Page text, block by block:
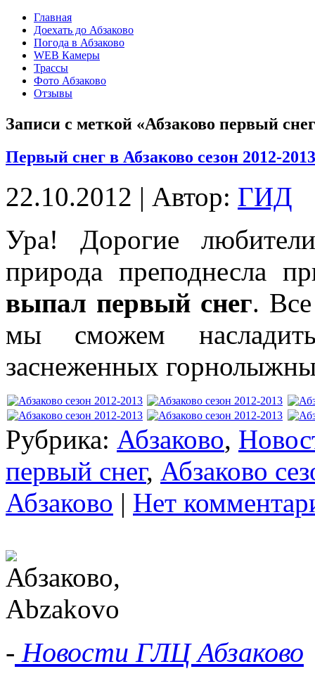
Главная
Доехать до Абзаково
Погода в Абзаково
WEB Камеры
Трассы
Фото Абзаково
Отзывы
Записи с меткой «Абзаково первый
Первый снег в Абзаково сезон 2012-2013
22.10.2012 | Автор: ГИД
Ура! Дорогие
природа преподнесла
выпал первый снег.
мы сможем
заснеженных
Рубрика: Абзаково,
первый снег, Абзаково
Абзаково | Нет
- Новости ГЛЦ Абзаково